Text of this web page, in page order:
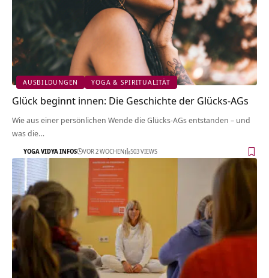
AUSBILDUNGEN YOGA & SPIRITUALITÄT
Glück beginnt innen: Die Geschichte der Glücks-AGs
Wie aus einer persönlichen Wende die Glücks-AGs entstanden – und
was die…
YOGA VIDYA INFOS VOR 2 WOCHEN 503 VIEWS